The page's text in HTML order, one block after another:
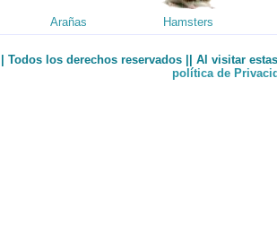
Arañas Hamsters
|| Todos los derechos reservados || Al visitar
política de